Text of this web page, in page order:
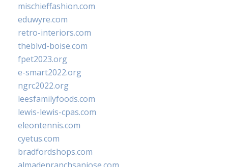
mischieffashion.com
eduwyre.com
retro-interiors.com
theblvd-boise.com
fpet2023.org
e-smart2022.org
ngrc2022.org
leesfamilyfoods.com
lewis-lewis-cpas.com
eleontennis.com
cyetus.com
bradfordshops.com